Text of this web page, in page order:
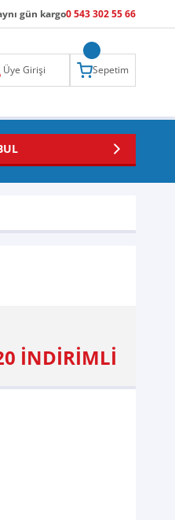
gün kargo0 543 302 55 66
Üye Girişi Sepetim
İNDİRİMLİ